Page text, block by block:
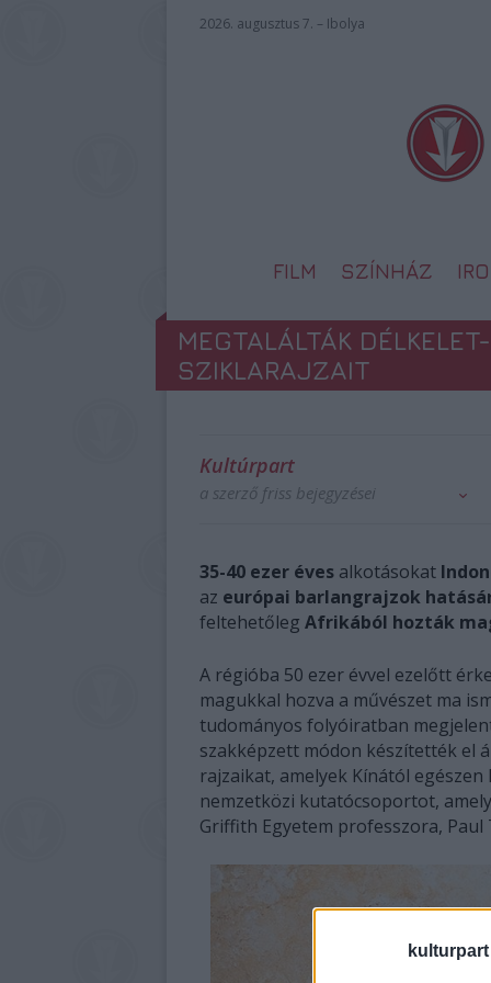
kulturpart
2026. augusztus 7. – Ibolya
FILM SZÍNHÁZ
MEGTALÁLTÁK
SZIKLARAJZAIT
Kultúrpart
a szerző friss bejegyzései
35-40 ezer éves alkotásokat
az európai barlangrajzok
feltehetőleg Afrikából hozták
A régióba 50 ezer évvel ezelőtt
magukkal hozva a művészet ma
tudományos folyóiratban
szakképzett módon készítették el
rajzaikat, amelyek Kínától
nemzetközi kutatócsoportot,
Griffith Egyetem professzora, Paul